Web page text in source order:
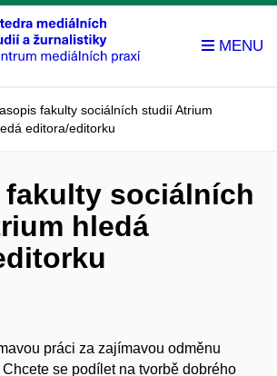
fakulty sociálních studií Atrium
editora/editorku
fakulty sociálních
hledá
práci za zajímavou odměnu
se podílet na tvorbě dobrého